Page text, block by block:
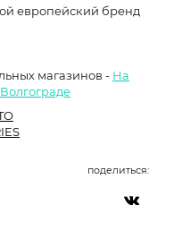
европейский бренд
магазинов - На
поделиться: